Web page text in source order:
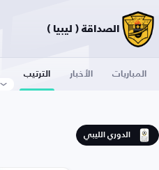
الصداقة ( ليبيا )
المباريات الأخبار الترتيب
الدوري الليبي